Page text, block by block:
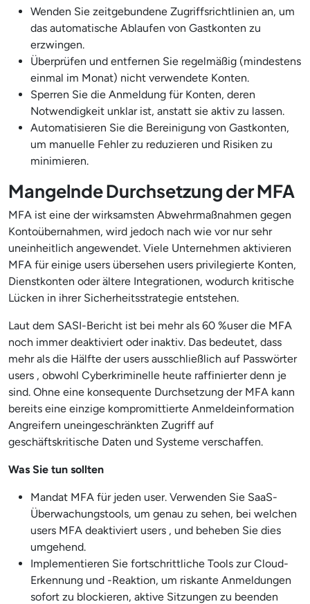
Wenden Sie zeitgebundene Zugriffsrichtlinien an, um
das automatische Ablaufen von Gastkonten zu
erzwingen.
Überprüfen und entfernen Sie regelmäßig (mindestens
einmal im Monat) nicht verwendete Konten.
Sperren Sie die Anmeldung für Konten, deren
Notwendigkeit unklar ist, anstatt sie aktiv zu lassen.
Automatisieren Sie die Bereinigung von Gastkonten,
um manuelle Fehler zu reduzieren und Risiken zu
minimieren.
Mangelnde Durchsetzung der MFA
MFA ist eine der wirksamsten Abwehrmaßnahmen gegen
Kontoübernahmen, wird jedoch nach wie vor nur sehr
uneinheitlich angewendet. Viele Unternehmen aktivieren
MFA für einige users übersehen users privilegierte Konten,
Dienstkonten oder ältere Integrationen, wodurch kritische
Lücken in ihrer Sicherheitsstrategie entstehen.
Laut dem SASI-Bericht ist bei mehr als 60 %user die MFA
noch immer deaktiviert oder inaktiv. Das bedeutet, dass
mehr als die Hälfte der users ausschließlich auf Passwörter
users , obwohl Cyberkriminelle heute raffinierter denn je
sind. Ohne eine konsequente Durchsetzung der MFA kann
bereits eine einzige kompromittierte Anmeldeinformation
Angreifern uneingeschränkten Zugriff auf
geschäftskritische Daten und Systeme verschaffen.
Was Sie tun sollten
Mandat MFA für jeden user. Verwenden Sie SaaS-
Überwachungstools, um genau zu sehen, bei welchen
users MFA deaktiviert users , und beheben Sie dies
umgehend.
Implementieren Sie fortschrittliche Tools zur Cloud-
Erkennung und -Reaktion, um riskante Anmeldungen
sofort zu blockieren, aktive Sitzungen zu beenden